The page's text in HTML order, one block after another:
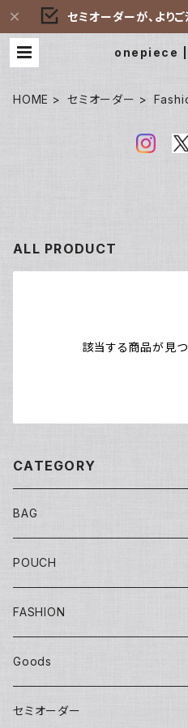
セミオーダーが、より
onepiece |
HOME セミオーダー
ALL PRODUCT
該当する商品が見つ
CATEGORY
BAG
Tote
Yuko bag
Huge bag
Sisal
Sisal round
Sisal pochette
Banana
Other
POUCH
Flat
Embroidery（刺繍）
LOVE
マチ付き
Big pouch
FASHION
Adult
One piece
Kids
Goods
Hat
セミオーダー